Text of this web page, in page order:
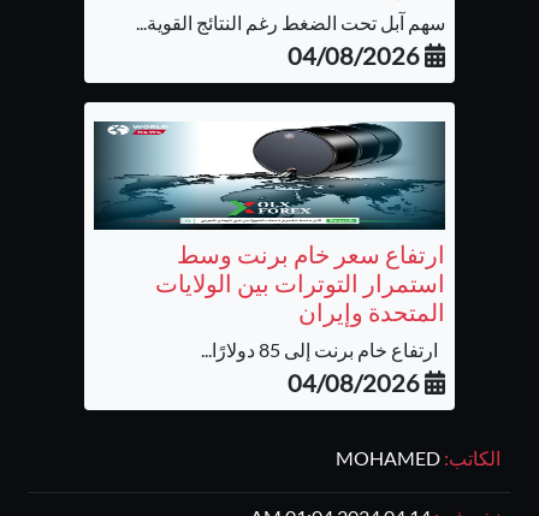
الكاتب:
سهم آبل تحت الضغط رغم النتائج القوية...
04/08/2026
ارتفاع سعر خام برنت وسط
استمرار التوترات بين الولايات
المتحدة وإيران
ارتفاع خام برنت إلى 85 دولارًا...
04/08/2026